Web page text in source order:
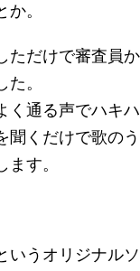
。
ただけで審査員
。
く通る声でハキ
聞くだけで歌の
す。
いうオリジナル